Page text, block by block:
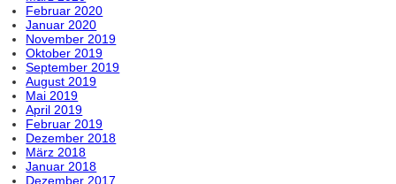
Februar 2020
Januar 2020
November 2019
Oktober 2019
September 2019
August 2019
Mai 2019
April 2019
Februar 2019
Dezember 2018
März 2018
Januar 2018
Dezember 2017